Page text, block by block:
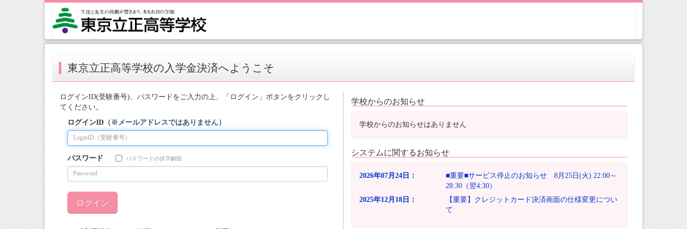
東京立正高等学校の入学金決済へようこそ
ログインID(受験番号)、パスワードをご入力の上、「ログイン」ボタンをクリックし
てください。
ログインID （※メールアドレスではありません）
パスワード パスワードの伏字解除
学校からのお知らせ
学校からのお知らせはありません
システムに関するお知らせ
2026年07月24日：
■重要■サービス停止のお知らせ 8月25日(火) 22:00～
28:30（翌4:30）
2025年12月18日：
【重要】クレジットカード決済画面の仕様変更につい
て